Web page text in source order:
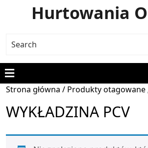
Hurtowania
Strona główna / Produkty otagowane
WYKŁADZINA PCV